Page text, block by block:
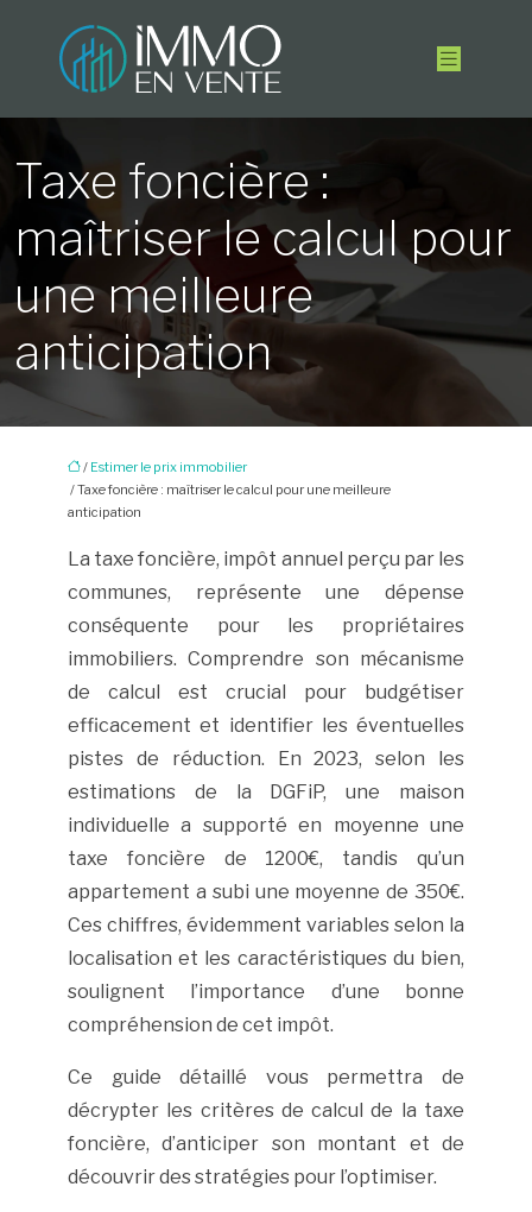
Taxe foncière :
maîtriser le calcul pour
une meilleure
anticipation
/ Estimer le prix immobilier
/ Taxe foncière : maîtriser le calcul pour une meilleure
anticipation
La taxe foncière, impôt annuel perçu par les
communes, représente une dépense
conséquente pour les propriétaires
immobiliers. Comprendre son mécanisme
de calcul est crucial pour budgétiser
efficacement et identifier les éventuelles
pistes de réduction. En 2023, selon les
estimations de la DGFiP, une maison
individuelle a supporté en moyenne une
taxe foncière de 1200€, tandis qu’un
appartement a subi une moyenne de 350€.
Ces chiffres, évidemment variables selon la
localisation et les caractéristiques du bien,
soulignent l’importance d’une bonne
compréhension de cet impôt.
Ce guide détaillé vous permettra de
décrypter les critères de calcul de la taxe
foncière, d’anticiper son montant et de
découvrir des stratégies pour l’optimiser.